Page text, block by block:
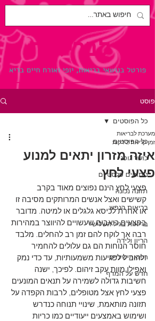
לבריאות.
פורטל בנושאי בריאות, יופי ואורח חיים בריא
פוסט
כל הפוסטים
כושר גופני
ניתוחים פלסטיים
תזונה נכונה
בריאות הנפש
בריאות בגיל השלישי
הריון ולידה
רפואת שיניים
חדש על המדף
כל הפוסטים
איזה מזרון יתאים למנוע
פצעי לחץ
מערכת לבריאות
זמן קריאה 2 דקות
פצעי לחץ הינם נפוצים מאוד בקרב
קשישים ואצל אנשים המרותקים מסיבה זו
או אחרת לכיסא גלגלים או למיטה. מדובר
בפצעים כואבים שעשויים להיווצר במהירות
רבה אך לוקח להם זמן רב להחלים. מלבד
חוסר הנוחות הם גם עלולים להחמיר
ולהוביל לפגיעות משמעותיות, עד כדי נמק
ואפילו מוות עקב זיהום. לפיכך, ישנה
חשיבות גדולה לשמירה על תנאים המונעים
פצעי לחץ אצל מטופלים, לרבות הקפדה על
תזונה מותאמת, שינויי תנוחה כנדרש
ושימוש באמצעים ייעודיים כמו כריות